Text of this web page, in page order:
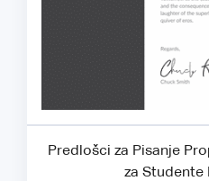
Predlošci za Pisanje
za Studente